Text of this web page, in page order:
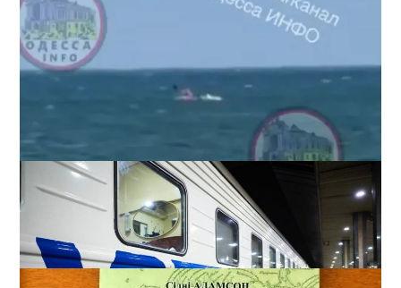
Под Одессой уносит в море ребенка на матрасе и
мужчину: идет спасательная операция
28-07-2026 в 17:51